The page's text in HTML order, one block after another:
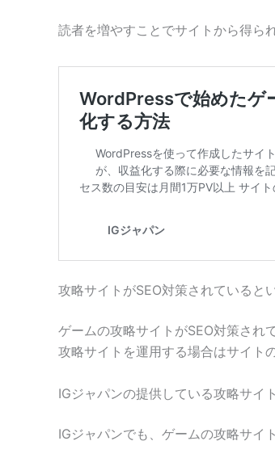
読者を増やすことでサイトから得ら
攻略サイトがSEO対策されていると
ゲームの攻略サイトがSEO対策され
攻略サイトを運用する場合はサイト
IGジャパンの提供している攻略サイ
IGジャパンでも、ゲームの攻略サイ